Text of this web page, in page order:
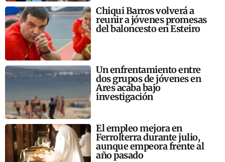
Chiqui Barros volverá a
reunir a jóvenes promesas
del baloncesto en Esteiro
Un enfrentamiento entre
dos grupos de jóvenes en
Ares acaba bajo
investigación
El empleo mejora en
Ferrolterra durante julio,
aunque empeora frente al
año pasado